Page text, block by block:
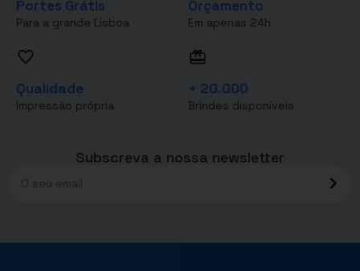
Portes Grátis
Para a grande Lisboa
Orçamento
Em apenas 24h
Qualidade
Impressão própria
+ 20.000
Brindes disponíveis
Subscreva a nossa newsletter